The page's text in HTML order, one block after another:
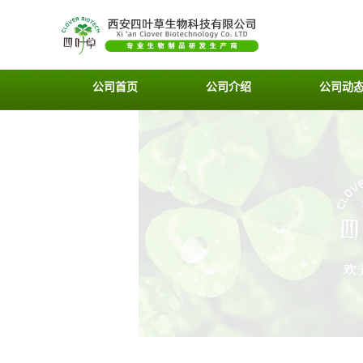
公司首页 公司介绍 公司动